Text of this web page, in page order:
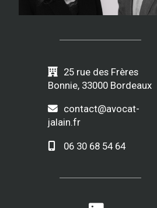
25 rue des Frères
Bonnie, 33000 Bordeaux
contact@avocat-
jalain.fr
06 30 68 54 64